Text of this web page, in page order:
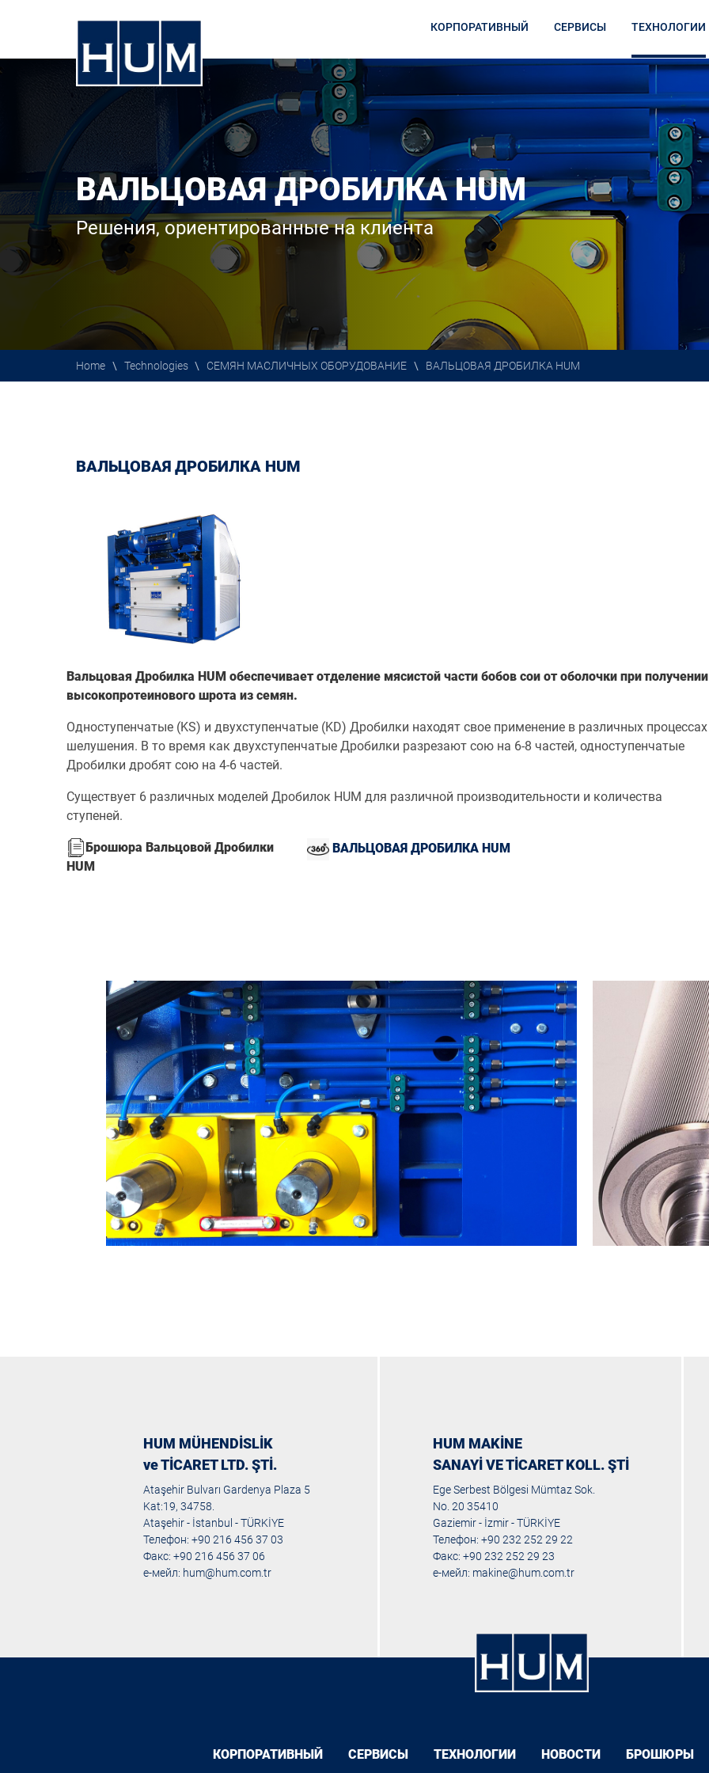
КОРПОРАТИВНЫЙ СЕРВИСЫ ТЕХНОЛОГИИ
ВАЛЬЦОВАЯ ДРОБИЛКА HUM
Решения, ориентированные на клиента
Home \ Technologies \ СЕМЯН МАСЛИЧНЫХ ОБОРУДОВАНИЕ \ ВАЛЬЦОВАЯ ДРОБИЛКА HUM
ВАЛЬЦОВАЯ ДРОБИЛКА HUM
Вальцовая Дробилка HUM обеспечивает отделение мясистой части бобов сои от оболочки при получении
высокопротеинового шрота из семян.
Одноступенчатые (KS) и двухступенчатые (KD) Дробилки находят свое применение в различных процессах
шелушения. В то время как двухступенчатые Дробилки разрезают сою на 6-8 частей, одноступенчатые
Дробилки дробят сою на 4-6 частей.
Существует 6 различных моделей Дробилок HUM для различной производительности и количества
ступеней.
Брошюра Вальцовой Дробилки
HUM
ВАЛЬЦОВАЯ ДРОБИЛКА HUM
HUM MÜHENDİSLİK
ve TİCARET LTD. ŞTİ.
Ataşehir Bulvarı Gardenya Plaza 5
Kat:19, 34758.
Ataşehir - İstanbul - TÜRKİYE
Телефон: +90 216 456 37 03
Факс: +90 216 456 37 06
е-мейл: hum@hum.com.tr
HUM MAKİNE
SANAYİ VE TİCARET KOLL. ŞTİ
Ege Serbest Bölgesi Mümtaz Sok.
No. 20 35410
Gaziemir - İzmir - TÜRKİYE
Телефон: +90 232 252 29 22
Факс: +90 232 252 29 23
е-мейл: makine@hum.com.tr
КОРПОРАТИВНЫЙ СЕРВИСЫ ТЕХНОЛОГИИ НОВОСТИ БРОШЮРЫ